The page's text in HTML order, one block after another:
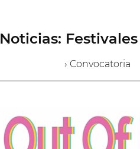
Noticias:
› Convocatoria